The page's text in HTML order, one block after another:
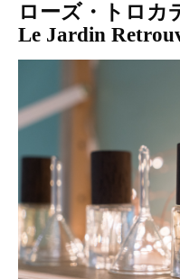
ローズ・トロカデロ Rose Trocadéro-
Le Jardin